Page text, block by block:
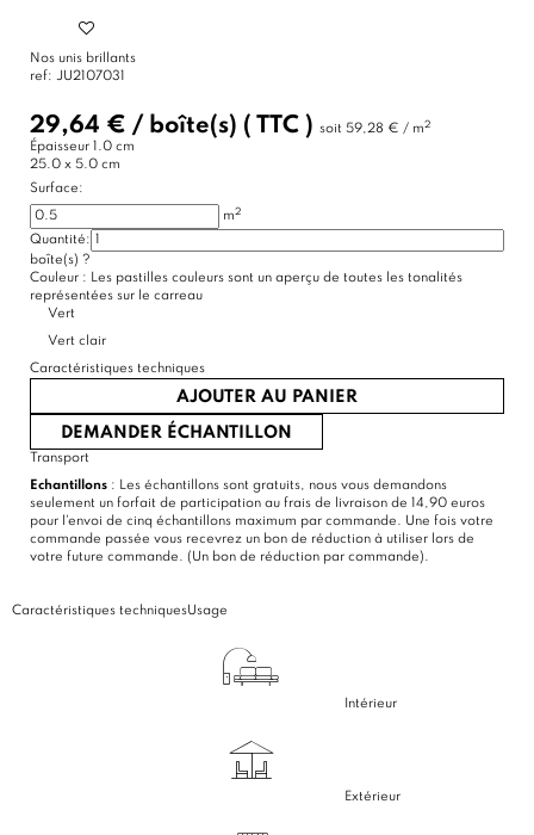
Nos unis brillants
ref: JU2107031
29,64 € / boîte(s) ( TTC ) soit 59,28 € / m2
Épaisseur 1.0 cm
25.0 x 5.0 cm
Surface:
m2
Quantité:
boîte(s) ?
Couleur : Les pastilles couleurs sont un aperçu de toutes les tonalités
représentées sur le carreau
Vert
Vert clair
Caractéristiques techniques
AJOUTER AU PANIER
DEMANDER ÉCHANTILLON
Transport
Echantillons : Les échantillons sont gratuits, nous vous demandons
seulement un forfait de participation au frais de livraison de 14,90 euros
pour l'envoi de cinq échantillons maximum par commande. Une fois votre
commande passée vous recevrez un bon de réduction à utiliser lors de
votre future commande. (Un bon de réduction par commande).
Caractéristiques techniquesUsage
Intérieur
Extérieur